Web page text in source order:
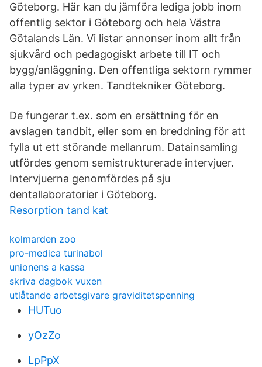
Göteborg. Här kan du jämföra lediga jobb inom
offentlig sektor i Göteborg och hela Västra
Götalands Län. Vi listar annonser inom allt från
sjukvård och pedagogiskt arbete till IT och
bygg/anläggning. Den offentliga sektorn rymmer
alla typer av yrken. Tandtekniker Göteborg.
De fungerar t.ex. som en ersättning för en
avslagen tandbit, eller som en breddning för att
fylla ut ett störande mellanrum. Datainsamling
utfördes genom semistrukturerade intervjuer.
Intervjuerna genomfördes på sju
dentallaboratorier i Göteborg.
Resorption tand kat
kolmarden zoo
pro-medica turinabol
unionens a kassa
skriva dagbok vuxen
utlåtande arbetsgivare graviditetspenning
HUTuo
yOzZo
LpPpX